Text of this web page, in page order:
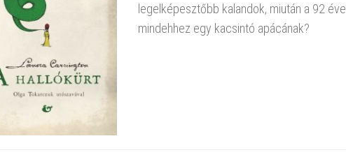
legelképesztőbb kalandok, miután a 92
mindehhez egy kacsintó apácának?